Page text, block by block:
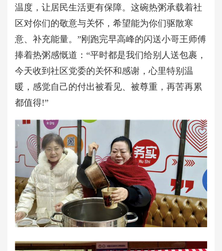
温度，让居民生活更有保障。这碗热粥承载着社
区对你们的敬意与关怀，希望能为你们驱散寒
意、补充能量。”刚跑完早高峰的闪送小哥王师傅
捧着热粥感慨道：“平时都是我们给别人送包裹，
今天收到社区党委的关怀和感谢，心里特别温
暖，感觉自己的付出被看见、被尊重，再苦再累
都值得!”